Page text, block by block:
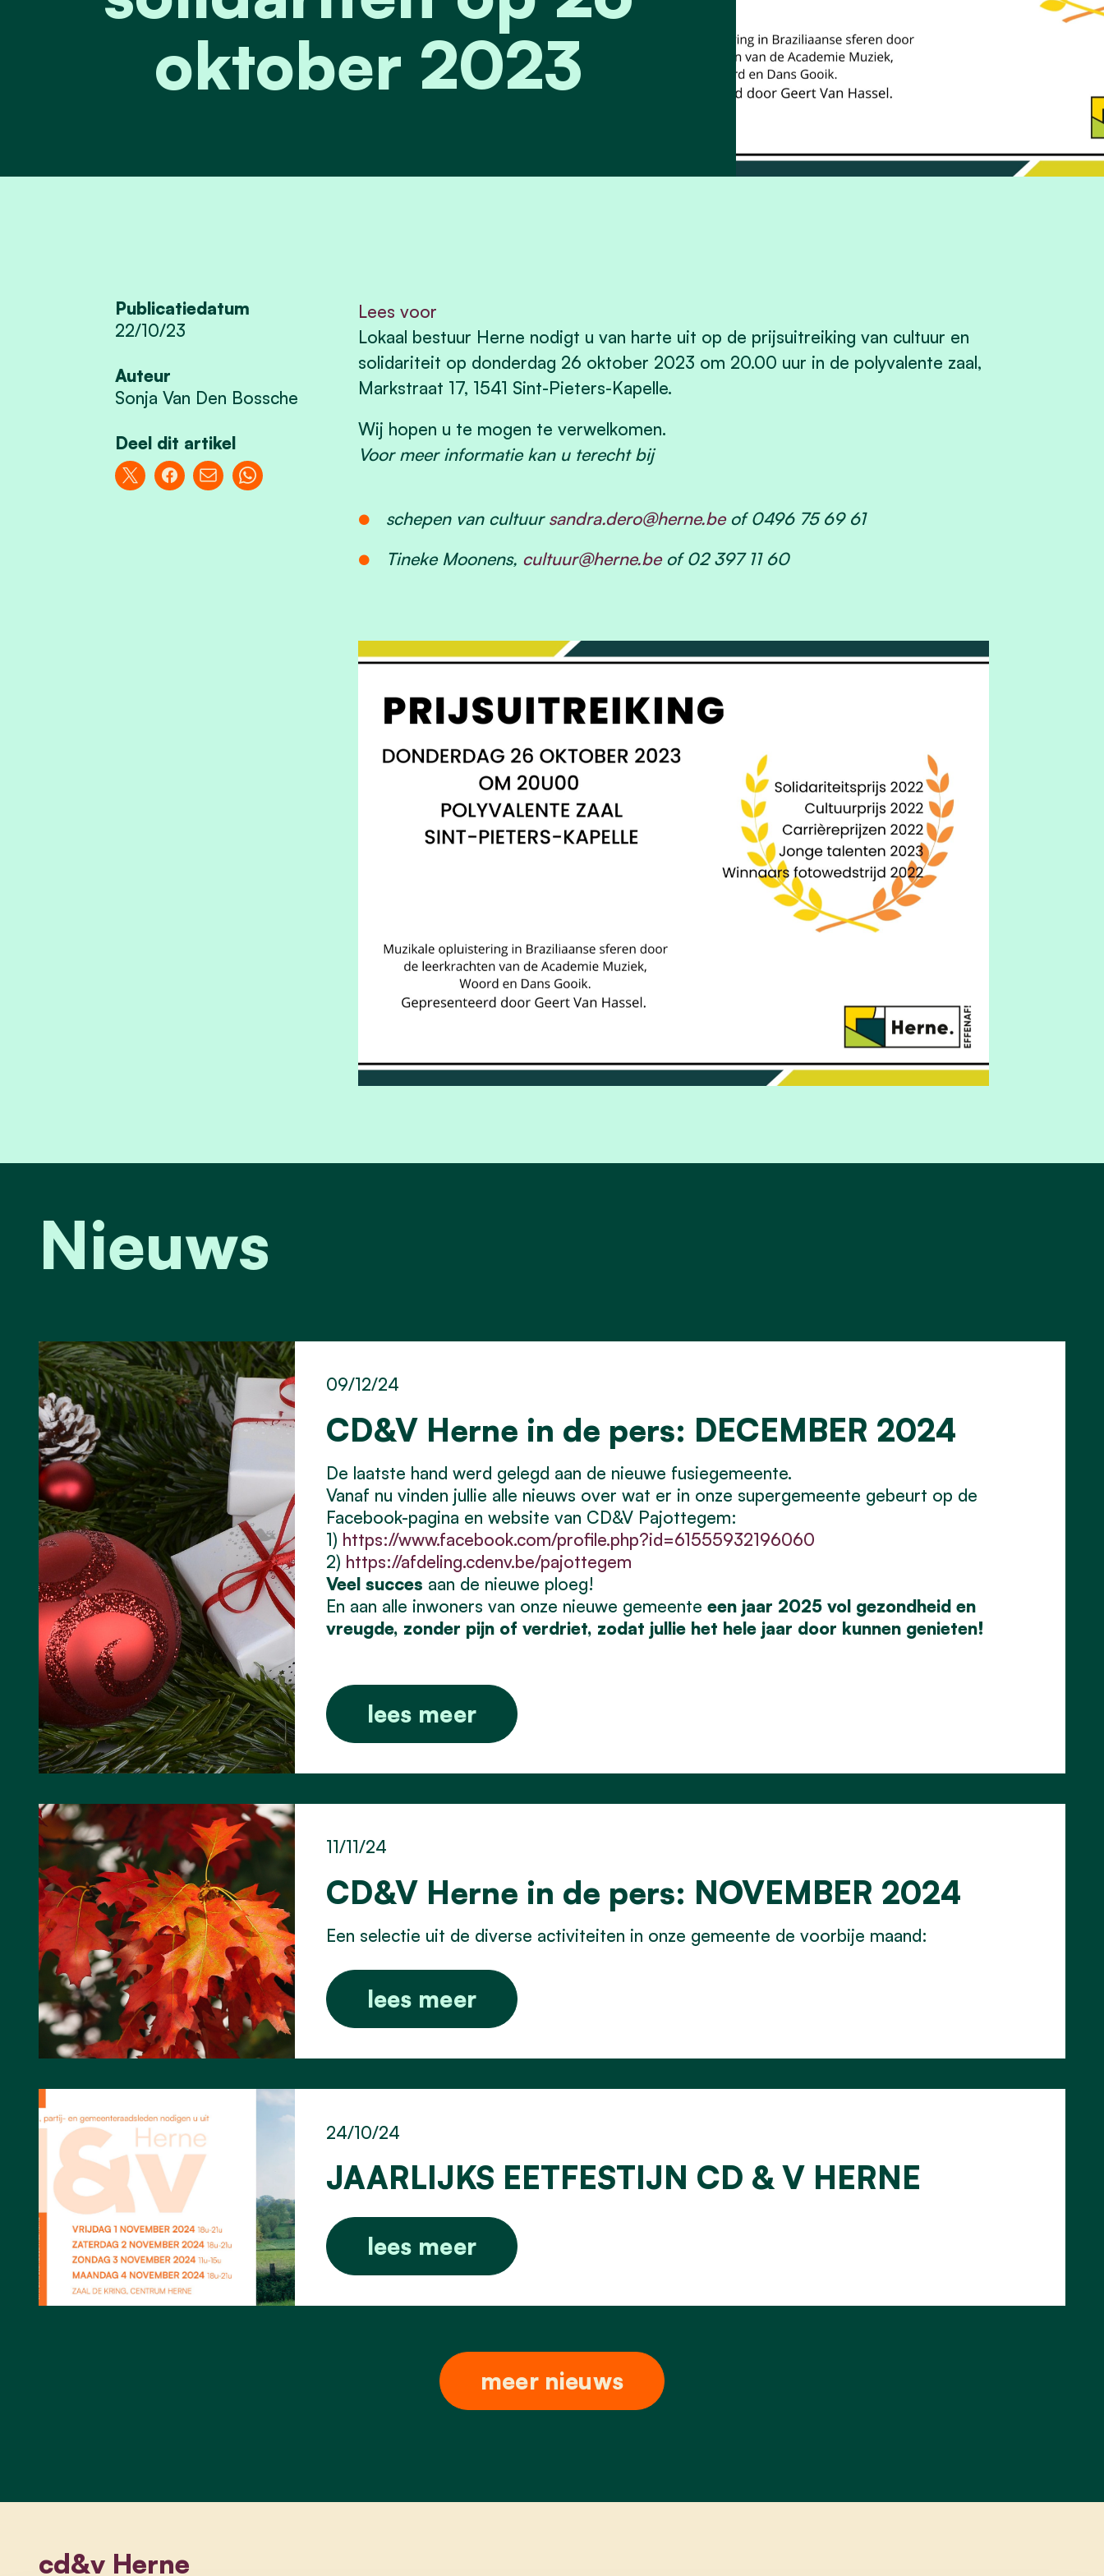
oktober 2023
Publicatiedatum
22/10/23
Auteur
Sonja Van Den Bossche
Deel dit artikel
Lees voor
Lokaal bestuur Herne nodigt u van harte uit op de prijsuitreiking van cultuur en
solidariteit op donderdag 26 oktober 2023 om 20.00 uur in de polyvalente zaal,
Markstraat 17, 1541 Sint-Pieters-Kapelle.
Wij hopen u te mogen te verwelkomen.
Voor meer informatie kan u terecht bij
schepen van cultuursandra.dero@herne.beof 0496 75 69 61
Tineke Moonens, cultuur@herne.beof 02 397 11 60
Nieuws
CD&V Herne in de pers: DECEMBER 2024
09/12/24
De laatste hand werd gelegd aan de nieuwe fusiegemeente.
Vanaf nu vinden jullie alle nieuws over wat er in onze supergemeente gebeurt op de
Facebook-pagina en website van CD&V Pajottegem:
1) https://www.facebook.com/profile.php?id=61555932196060
2) https://afdeling.cdenv.be/pajottegem
Veel succes aan de nieuwe ploeg!
En aan alle inwoners van onze nieuwe gemeente een jaar 2025 vol gezondheid en
vreugde, zonder pijn of verdriet, zodat jullie het hele jaar door kunnen genieten!
lees meer
CD&V Herne in de pers: NOVEMBER 2024
11/11/24
Een selectie uit de diverse activiteiten in onze gemeente de voorbije maand:
lees meer
JAARLIJKS EETFESTIJN CD & V HERNE
24/10/24
lees meer
meer nieuws
cd&v Herne